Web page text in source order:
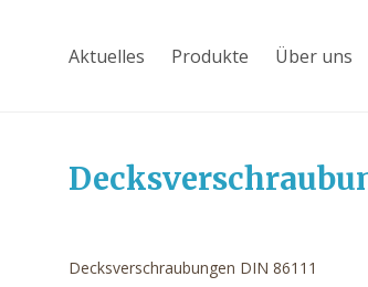
Aktuelles Produkte Über uns
Decksverschraubungen DIN 86111